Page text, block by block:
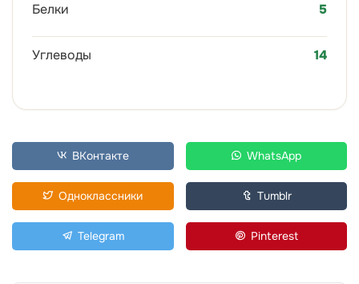
Белки 5
Углеводы 14
ВКонтакте WhatsApp
Одноклассники Tumblr
Telegram Pinterest